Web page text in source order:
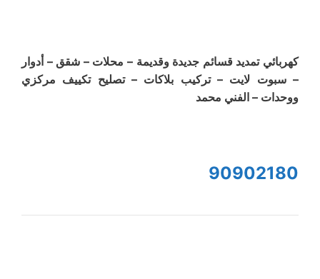
كهربائي تمديد قسائم جديدة وقديمة – محلات – شقق – أدوار
– سبوت لايت – تركيب بلاكات – تصليح تكييف مركزي
ووحدات – الفني محمد
90902180